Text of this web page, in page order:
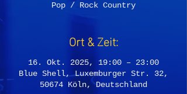
Pop / Rock Country
Ort & Zeit:
16. Okt. 2025, 19:00 – 23:00
Blue Shell, Luxemburger Str. 32,
50674 Köln, Deutschland